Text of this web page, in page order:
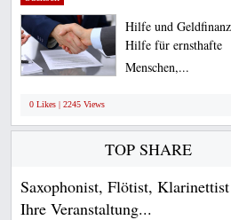
Hilfe und
Hilfe für ernsthafte
Menschen,...
0 Likes | 2245 Views
TOP SHARE
Saxophonist, Flötist,
Ihre Veranstaltung...